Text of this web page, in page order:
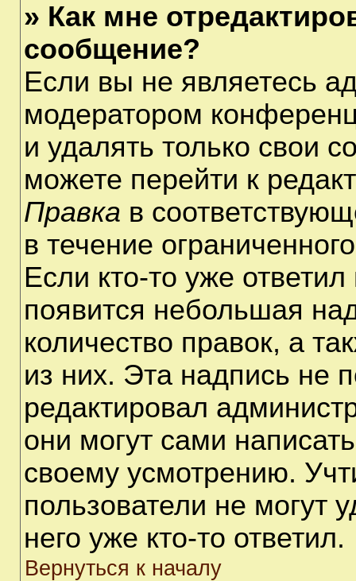
» Как мне
сообщение?
Если вы не являетесь
модератором
и удалять только свои
можете перейти к
Правка в
в течение
Если кто-то уже
появится небольшая
количество правок, а
из них. Эта надпись не
редактировал
они могут сами
своему усмотрению.
пользователи не могут
него уже кто-то ответил.
Вернуться к началу